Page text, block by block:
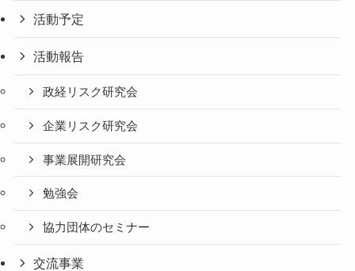
活動予定
活動報告
政経リスク研究会
企業リスク研究会
事業展開研究会
勉強会
協力団体のセミナー
交流事業